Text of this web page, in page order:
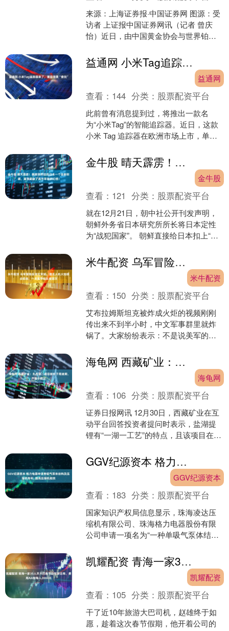
来源：上海证券报·中国证券网 图源：受
访者 上证报中国证券网讯（记者 曾庆
怡）近日，由中国黄金协会与世界铂金
市场年会在海南....
益通网 小米Tag追踪器来了，兼容苹果“查找”
益通网
查看： 144 分类： 股票配资平台
此前曾有消息提到过，将推出一款名
为“小米Tag”的智能追踪器。近日，这款
小米 Tag 追踪器在欧洲市场上市，单个
Tag....
金牛股 晴天霹雳！朝鲜突然送给日本一个全新称谓，直接戳破了高市早苗的幻想！
金牛股
查看： 121 分类： 股票配资平台
就在12月21日，朝中社公开刊发声明，
朝鲜外务省日本研究所所长将日本定性
为“战犯国家”。 朝鲜直接给日本扣上“战
其军国主义复....
米牛配资 乌军冒险反攻红军城，遭无人机火炮联合绞杀，一支装甲纵队被团灭
米牛配资
查看： 150 分类： 股票配资平台
艾布拉姆斯坦克被炸成火炬的视频刚刚
传出来不到半小时，中文军事群里就炸
锅了。大家纷纷表示：不是说美军的这
被打碎了？其实那辆坦克的....海龟网 西藏矿业：扎布耶二期目前处于爬坡期，产能不稳定
海龟网
查看： 106 分类： 股票配资平台
证券日报网讯 12月30日，西藏矿业在互
动平台回答投资者提问时表示，盐湖提
锂有“一湖一工艺”的特点，且该项目在高
响；扎布耶二期目....
GGV纪源资本 格力电器申请单吸气泵体结构及压缩机专利, 提高压缩机能效
GGV纪源资本
查看： 183 分类： 股票配资平台
国家知识产权局信息显示，珠海凌达压
缩机有限公司、珠海格力电器股份有限
公司申请一项名为“一种单吸气泵体结构
CN121251580A，申请日.... 凯耀配资 青海一家35人开大巴春节自驾游云南，费用AA制每人2000元
凯耀配资
查看： 105 分类： 股票配资平台
干了近10年旅游大巴司机，赵雄终于如
愿，趁着这次春节假期，他开着公司的